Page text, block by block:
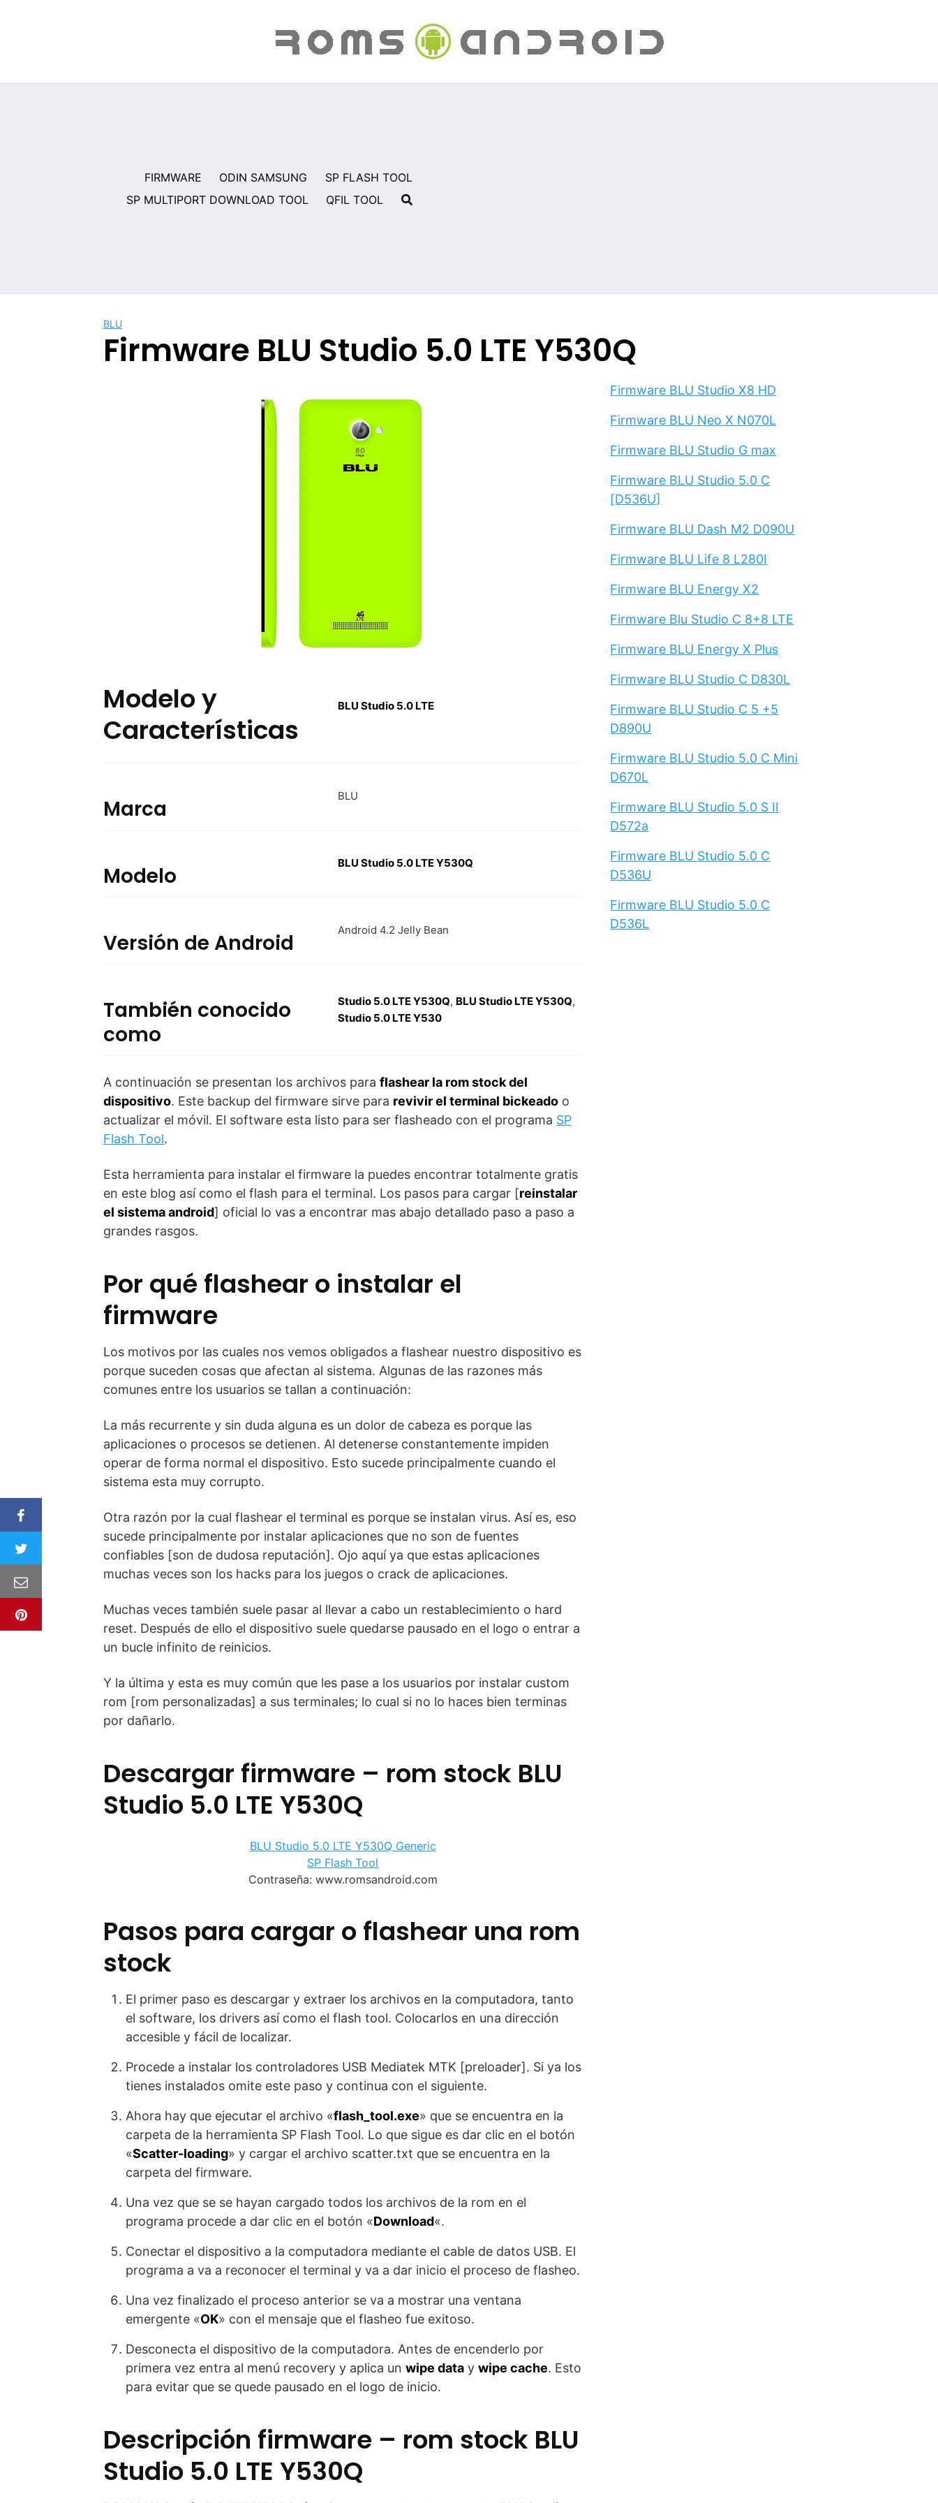
FIRMWARE ODIN SAMSUNG
SP FLASH TOOL
SP MULTIPORT DOWNLOAD TOOL
QFIL TOOL
BLU
Firmware BLU Studio 5.0 LTE Y530Q
Modelo y
Características
BLU Studio 5.0 LTE
Marca BLU
Modelo BLU Studio 5.0 LTE Y530Q
Versión de Android Android 4.2 Jelly Bean
También conocido
como
Studio 5.0 LTE Y530Q, BLU Studio LTE Y530Q,
Studio 5.0 LTE Y530
A continuación se presentan los archivos para flashear la rom stock del
dispositivo. Este backup del firmware sirve para revivir el terminal bickeado o
actualizar el móvil. El software esta listo para ser flasheado con el programa SP
Flash Tool.
Esta herramienta para instalar el firmware la puedes encontrar totalmente gratis
en este blog así como el flash para el terminal. Los pasos para cargar [reinstalar
el sistema android] oficial lo vas a encontrar mas abajo detallado paso a paso a
grandes rasgos.
Por qué flashear o instalar el
firmware
Los motivos por las cuales nos vemos obligados a flashear nuestro dispositivo es
porque suceden cosas que afectan al sistema. Algunas de las razones más
comunes entre los usuarios se tallan a continuación:
La más recurrente y sin duda alguna es un dolor de cabeza es porque las
aplicaciones o procesos se detienen. Al detenerse constantemente impiden
operar de forma normal el dispositivo. Esto sucede principalmente cuando el
sistema esta muy corrupto.
Otra razón por la cual flashear el terminal es porque se instalan virus. Así es, eso
sucede principalmente por instalar aplicaciones que no son de fuentes
confiables [son de dudosa reputación]. Ojo aquí ya que estas aplicaciones
muchas veces son los hacks para los juegos o crack de aplicaciones.
Muchas veces también suele pasar al llevar a cabo un restablecimiento o hard
reset. Después de ello el dispositivo suele quedarse pausado en el logo o entrar a
un bucle infinito de reinicios.
Y la última y esta es muy común que les pase a los usuarios por instalar custom
rom [rom personalizadas] a sus terminales; lo cual si no lo haces bien terminas
por dañarlo.
Descargar firmware – rom stock BLU
Studio 5.0 LTE Y530Q
BLU Studio 5.0 LTE Y530Q Generic
SP Flash Tool
Contraseña: www.romsandroid.com
Pasos para cargar o flashear una rom
stock
El primer paso es descargar y extraer los archivos en la computadora, tanto
el software, los drivers así como el flash tool. Colocarlos en una dirección
accesible y fácil de localizar.
Procede a instalar los controladores USB Mediatek MTK [preloader]. Si ya los
tienes instalados omite este paso y continua con el siguiente.
Ahora hay que ejecutar el archivo «flash_tool.exe» que se encuentra en la
carpeta de la herramienta SP Flash Tool. Lo que sigue es dar clic en el botón
«Scatter-loading» y cargar el archivo scatter.txt que se encuentra en la
carpeta del firmware.
Una vez que se se hayan cargado todos los archivos de la rom en el
programa procede a dar clic en el botón «Download«.
Conectar el dispositivo a la computadora mediante el cable de datos USB. El
programa a va a reconocer el terminal y va a dar inicio el proceso de flasheo.
Una vez finalizado el proceso anterior se va a mostrar una ventana
emergente «OK» con el mensaje que el flasheo fue exitoso.
Desconecta el dispositivo de la computadora. Antes de encenderlo por
primera vez entra al menú recovery y aplica un wipe data y wipe cache. Esto
para evitar que se quede pausado en el logo de inicio.
Descripción firmware – rom stock BLU
Studio 5.0 LTE Y530Q
Firmware BLU Studio X8 HD
Firmware BLU Neo X N070L
Firmware BLU Studio G max
Firmware BLU Studio 5.0 C
[D536U]
Firmware BLU Dash M2 D090U
Firmware BLU Life 8 L280I
Firmware BLU Energy X2
Firmware Blu Studio C 8+8 LTE
Firmware BLU Energy X Plus
Firmware BLU Studio C D830L
Firmware BLU Studio C 5 +5
D890U
Firmware BLU Studio 5.0 C Mini
D670L
Firmware BLU Studio 5.0 S II
D572a
Firmware BLU Studio 5.0 C
D536U
Firmware BLU Studio 5.0 C
D536L